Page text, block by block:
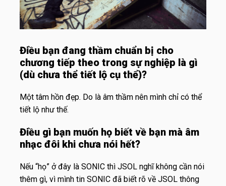
Điều bạn đang thầm chuẩn bị cho
chương tiếp theo trong sự nghiệp là gì
(dù chưa thể tiết lộ cụ thể)?
Một tâm hồn đẹp. Do là âm thầm nên mình chỉ có thể
tiết lộ như thế.
Điều gì bạn muốn họ biết về bạn mà âm
nhạc đôi khi chưa nói hết?
Nếu “họ” ở đây là SONIC thì JSOL nghĩ không cần nói
thêm gì, vì mình tin SONIC đã biết rõ về JSOL thông